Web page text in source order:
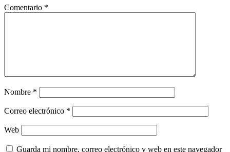
Comentario *
Nombre *
Correo electrónico *
Web
Guarda mi nombre, correo electrónico y web en este navegador